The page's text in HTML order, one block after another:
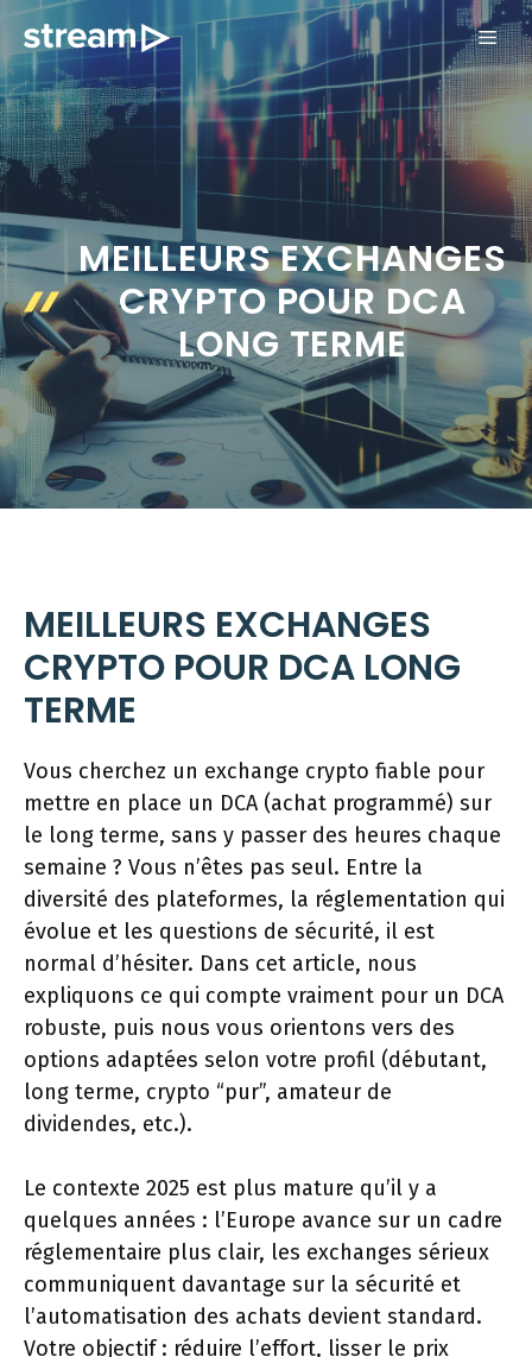
Aller
contenu
MEILLEURS EXCHANGES
CRYPTO POUR DCA
LONG TERME
MEILLEURS EXCHANGES
CRYPTO POUR DCA LONG
TERME
Vous cherchez un exchange crypto fiable pour
mettre en place un DCA (achat programmé) sur
le long terme, sans y passer des heures chaque
semaine ? Vous n’êtes pas seul. Entre la
diversité des plateformes, la réglementation qui
évolue et les questions de sécurité, il est
normal d’hésiter. Dans cet article, nous
expliquons ce qui compte vraiment pour un DCA
robuste, puis nous vous orientons vers des
options adaptées selon votre profil (débutant,
long terme, crypto “pur”, amateur de
dividendes, etc.).
Le contexte 2025 est plus mature qu’il y a
quelques années : l’Europe avance sur un cadre
réglementaire plus clair, les exchanges sérieux
communiquent davantage sur la sécurité et
l’automatisation des achats devient standard.
Votre objectif : réduire l’effort, lisser le prix